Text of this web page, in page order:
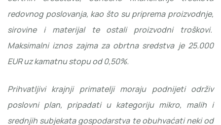
redovnog poslovanja, kao što su priprema proizvodnje,
sirovine i materijal te ostali proizvodni troškovi.
Maksimalni iznos zajma za obrtna sredstva je 25.000
EUR uz kamatnu stopu od 0,50%.
Prihvatljivi krajnji primatelji moraju podnijeti održiv
poslovni plan, pripadati u kategoriju mikro, malih i
srednjih subjekata gospodarstva te obuhvaćati neki od